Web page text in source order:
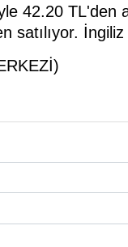
42.20 TL'den
satılıyor.